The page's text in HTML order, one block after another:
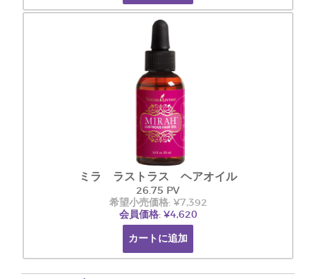
ミラ ラストラス ヘアオイル
26.75 PV
希望小売価格: ¥7,392
会員価格: ¥4,620
カートに追加